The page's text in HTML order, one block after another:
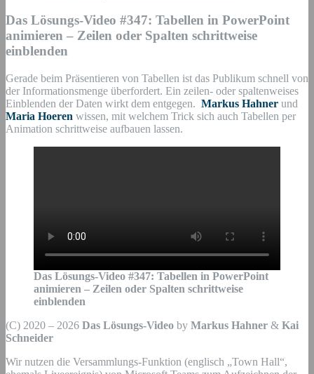
Das Lösungs-Video #347: Tabellen in PowerPoint
animieren – Zeilen oder Spalten schrittweise
einblenden
Gerade beim Präsentieren von Tabellen ist das Publikum schnell von
der Informationsmenge überfordert. Ein zeilen- oder spaltenweises
Einblenden der Daten wirkt dem entgegen. Markus Hahner und
Maria Hoeren wissen, mit welchem Trick sich auch Tabellen per
Animation schrittweise aufbauen lassen.
Das Lösungs-Video #347: Tabellen in PowerPoint
animieren – Zeilen oder Spalten schrittweise
einblenden
(C) 2020 – 2026 Das Lösungs-Video by Markus Hahner & Kai
Schneider
Wir nutzen die Versammlungs-Funktion (englisch „Town Hall“,